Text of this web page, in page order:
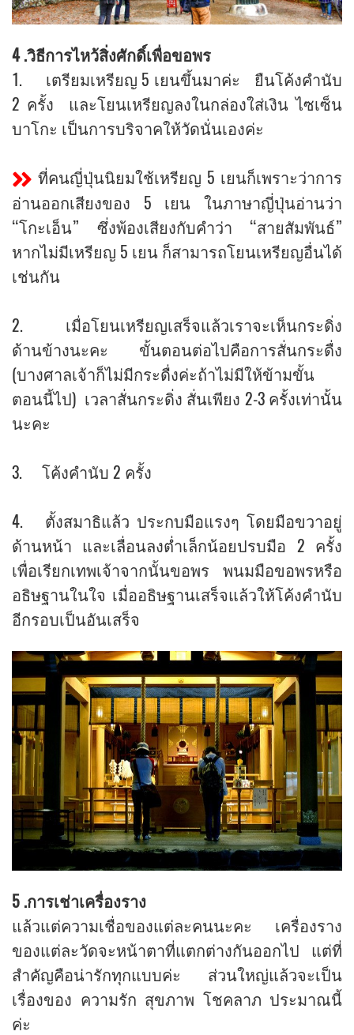
4 .วิธีการไหว้สิ่งศักดิ์เพื่อขอพร
1. เตรียมเหรียญ 5 เยนขึ้นมาค่ะ ยืนโค้งคำนับ
2 ครั้ง และโยนเหรียญลงในกล่องใส่เงิน ไซเซ็น
บาโกะ เป็นการบริจาคให้วัดนั่นเองค่ะ
ที่คนญี่ปุ่นนิยมใช้เหรียญ 5 เยนก็เพราะว่าการ
อ่านออกเสียงของ 5 เยน ในภาษาญี่ปุ่นอ่านว่า
“โกะเอ็น” ซึ่งพ้องเสียงกับคำว่า “สายสัมพันธ์”
หากไม่มีเหรียญ 5 เยน ก็สามารถโยนเหรียญอื่นได้
เช่นกัน
2. เมื่อโยนเหรียญเสร็จแล้วเราจะเห็นกระดิ่ง
ด้านข้างนะคะ ขั้นตอนต่อไปคือการสั่นกระดื่ง
(บางศาลเจ้าก็ไม่มีกระดื่งค่ะถ้าไม่มีให้ข้ามขั้น
ตอนนี้ไป) เวลาสั่นกระดิ่ง สั่นเพียง 2-3 ครั้งเท่านั้น
นะคะ
3. โค้งคำนับ 2 ครั้ง
4. ตั้งสมาธิแล้ว ประกบมือแรงๆ โดยมือขวาอยู่
ด้านหน้า และเลื่อนลงต่ำเล็กน้อยปรบมือ 2 ครั้ง
เพื่อเรียกเทพเจ้าจากนั้นขอพร พนมมือขอพรหรือ
อธิษฐานในใจ เมื่ออธิษฐานเสร็จแล้วให้โค้งคำนับ
อีกรอบเป็นอันเสร็จ
5 .การเช่าเครื่องราง
แล้วแต่ความเชื่อของแต่ละคนนะคะ เครื่องราง
ของแต่ละวัดจะหน้าตาที่แตกต่างกันออกไป แต่ที่
สำคัญคือน่ารักทุกแบบค่ะ ส่วนใหญ่แล้วจะเป็น
เรื่องของ ความรัก สุขภาพ โชคลาภ ประมาณนี้
ค่ะ